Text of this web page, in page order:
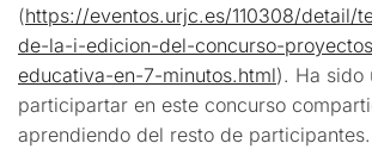
(https://eventos.urjc.es/110308/detail/
de-la-i-edicion-del-concurso-
educativa-en-7-minutos.html). Ha sido
participartar en este concurso
aprendiendo del resto de participantes.